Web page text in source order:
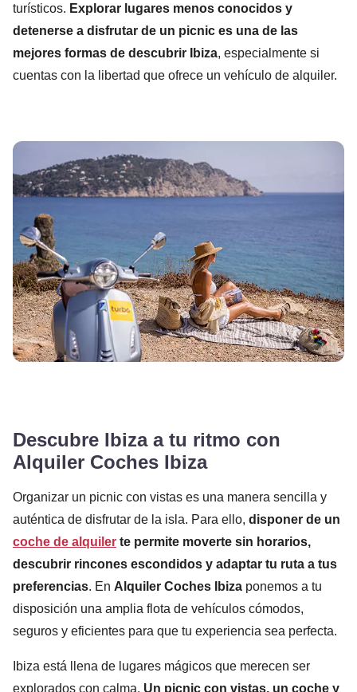
turísticos. Explorar lugares menos conocidos y
detenerse a disfrutar de un picnic es una de las
mejores formas de descubrir Ibiza, especialmente si
cuentas con la libertad que ofrece un vehículo de alquiler.
Descubre Ibiza a tu ritmo con
Alquiler Coches Ibiza
Organizar un picnic con vistas es una manera sencilla y
auténtica de disfrutar de la isla. Para ello, disponer de un
coche de alquiler te permite moverte sin horarios,
descubrir rincones escondidos y adaptar tu ruta a tus
preferencias. En Alquiler Coches Ibiza ponemos a tu
disposición una amplia flota de vehículos cómodos,
seguros y eficientes para que tu experiencia sea perfecta.
Ibiza está llena de lugares mágicos que merecen ser
explorados con calma. Un picnic con vistas, un coche y